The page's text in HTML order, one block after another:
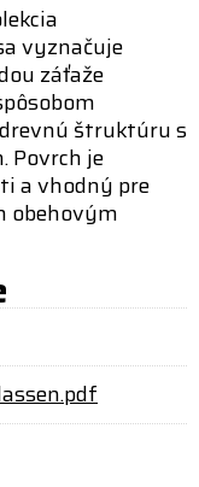
vyznačuje
záťaže
štruktúru s
Povrch je
a vhodný pre
obehovým